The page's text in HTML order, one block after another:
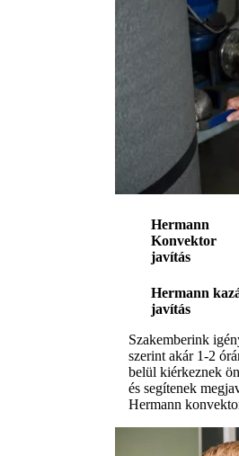
Hermann
Konvektor
javítás
Hermann
javítás
Szakemberink
szerint akár 1-2
belül kiérkeznek
és segítenek
Hermann